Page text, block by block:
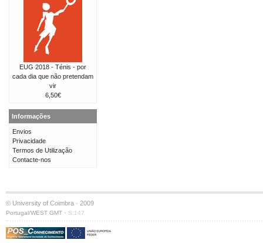
EUG 2018 - Ténis - por
cada dia que não pretendam
vir
6,50€
Informações
Envios
Privacidade
Termos de Utilização
Contacte-nos
© University of Coimbra · 2009
Portugal/WEST GMT · S:147